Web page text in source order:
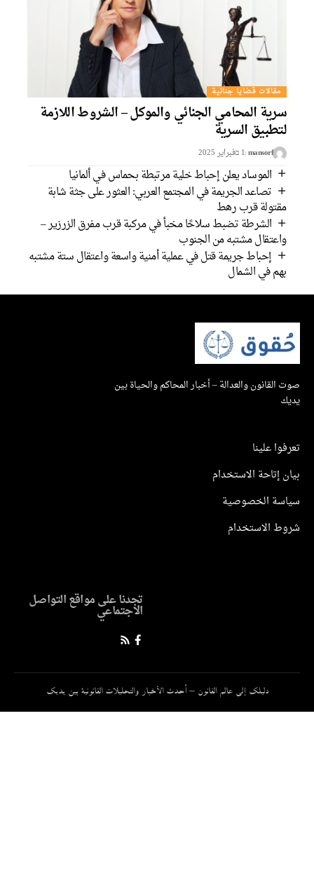
مقالات قضايا جنائية
سرية المحامي الجنائي والموكل – الشروط اللازمة
لتطبيق السرية
mansorf 1 בفبراير 2025
الموساد يعلن إحباط خلية مرتبطة بحماس في ألمانيا
تصاعد الجريمة في المجتمع العربي: العثور على جثة شابة
مقتولة قرب رهط
الشرطة تضبط سلاحًا مخبأ في مركبة قرب مفرق الزرزير –
واعتقال مشتبه من الجنوب
إحباط جريمة قتل في عملية أمنية واسعة واعتقال ستة مشتبه
بهم في الشمال
والعدالة – أخبار المحاكم والحياة بين
علينا
إتاحة الاستخدام
الخصوصية
الاستخدام
تجدنا على مواقع التواصل
الاجتماعي
دليلك إلى عالم القانون – أحدث الأخبار والتحليلات القانونية بين يديك